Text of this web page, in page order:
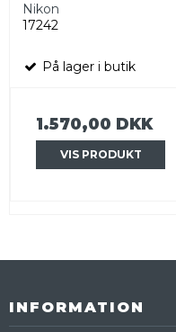
Nikon
17242
På lager i butik
1.570,00 DKK
VIS PRODUKT
INFORMATION